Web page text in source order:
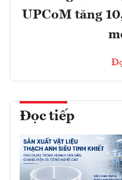
UPCoM tăng
Đọc tiếp